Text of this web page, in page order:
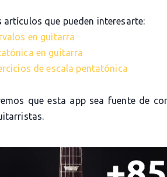
artículos que pueden interesarte:
en guitarra
en guitarra
de escala pentatónica
que esta app sea fuente de